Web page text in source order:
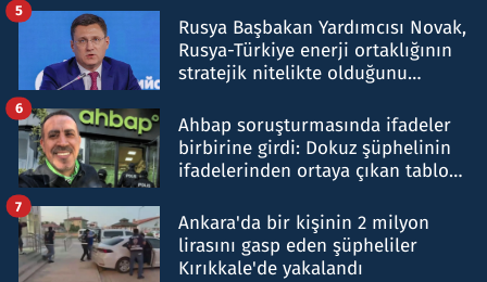
Rusya Başbakan Yardımcısı Novak,
Rusya-Türkiye enerji ortaklığının
stratejik nitelikte olduğunu
5
Ahbap soruşturmasında ifadeler
birbirine girdi: Dokuz şüphelinin
ifadelerinden ortaya çıkan tablo
6
Ankara'da bir kişinin 2 milyon
lirasını gasp eden şüpheliler
Kırıkkale'de yakalandı
7